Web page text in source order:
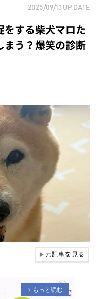
2025/09/13 UP DATE
する柴犬マロた
まう？爆笑の診断
▶元記事を見る
arrow_forward_ios もっと読む